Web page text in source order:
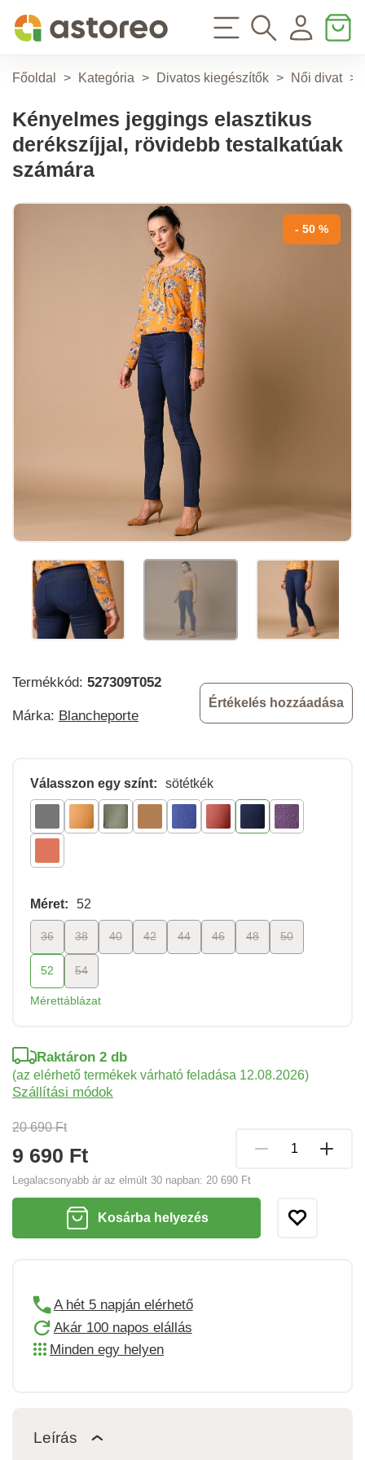
Főoldal > Kategória > Divatos kiegészítők > Női divat >
Kényelmes jeggings elasztikus
derékszíjjal, rövidebb testalkatúak
számára
- 50 %
Termékkód: 527309T052
Márka: Blancheporte
Értékelés hozzáadása
Válasszon egy színt: sötétkék
Méret: 52
36 38 40 42 44 46 48 50
52 54
Mérettáblázat
20 690 Ft
9 690 Ft
Legalacsonyabb ár az elmúlt 30 napban: 20 690 Ft
Raktáron 2 db
(az elérhető termékek várható feladása 12.08.2026)
Szállítási módok
Kosárba helyezés
A hét 5 napján elérhető
Akár 100 napos elállás
Minden egy helyen
Leírás